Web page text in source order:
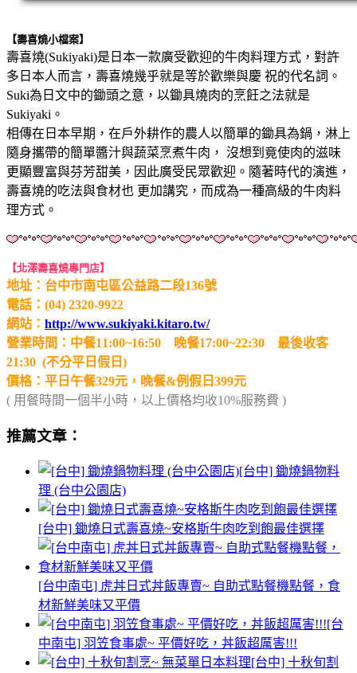
【壽喜燒小檔案】
壽喜燒(Sukiyaki)是日本一款廣受歡迎的牛肉料理方式，對許
多日本人而言，壽喜燒幾乎就是等於歡樂與慶 祝的代名詞。
Suki為日文中的鋤頭之意，以鋤具燒肉的烹飪之法就是
Sukiyaki。
相傳在日本早期，在戶外耕作的農人以簡單的鋤具為鍋，淋上
隨身攜帶的簡單醬汁與蔬菜烹煮牛肉， 沒想到竟使肉的滋味
更顯豐富與芬芳甜美，因此廣受民眾歡迎。隨著時代的演進，
壽喜燒的吃法與食材也 更加講究，而成為一種高級的牛肉料
理方式。
【北澤壽喜燒專門店】
地址：台中市南屯區公益路二段136號
電話：(04) 2320-9922
網站： http://www.sukiyaki.kitaro.tw/
營業時間：中餐11:00~16:50 晚餐17:00~22:30 最後收客
21:30 (不分平日假日)
價格：平日午餐329元，晚餐&例假日399元
( 用餐時間一個半小時，以上價格均收10%服務費 )
推薦文章：
[台中] 鋤燒鍋物料
理 (台中公園店)
[台中] 鋤燒日式壽喜燒~安格斯牛肉吃到飽最佳選擇
[台中南屯] 虎丼日式丼飯專賣~ 自助式點餐機點餐，食
材新鮮美味又平價
[台
中南屯] 羽笠食事處~ 平價好吃，丼飯超厲害!!!
[台中] 十秋旬割